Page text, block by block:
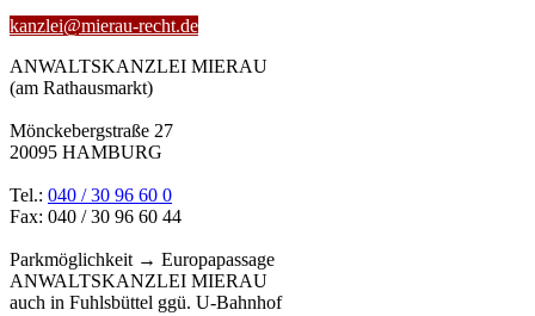
kanzlei@mierau-recht.de
ANWALTSKANZLEI MIERAU
(am Rathausmarkt)
Mönckebergstraße 27
20095 HAMBURG
Tel.: 040 / 30 96 60 0
Fax: 040 / 30 96 60 44
Parkmöglichkeit → Europapassage
ANWALTSKANZLEI MIERAU
auch in Fuhlsbüttel ggü. U-Bahnhof